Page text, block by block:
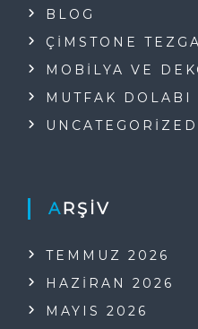
BLOG
ÇIMSTONE
MOBILYA VE
MUTFAK DOLABI
UNCATEGORIZED
ARŞIV
TEMMUZ 2026
HAZIRAN 2026
MAYIS 2026